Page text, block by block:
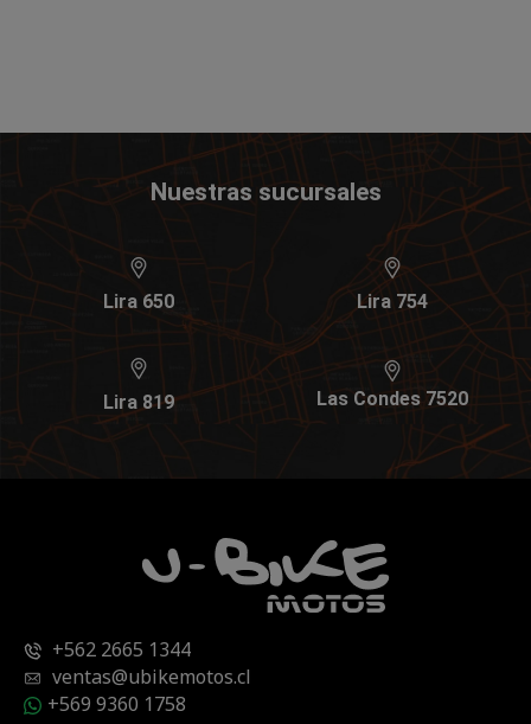
Nuestras sucursales
Lira 650 Lira 754
Lira 819 Las Condes 7520
+562 2665 1344
ventas@ubikemotos.cl
+569 9360 1758